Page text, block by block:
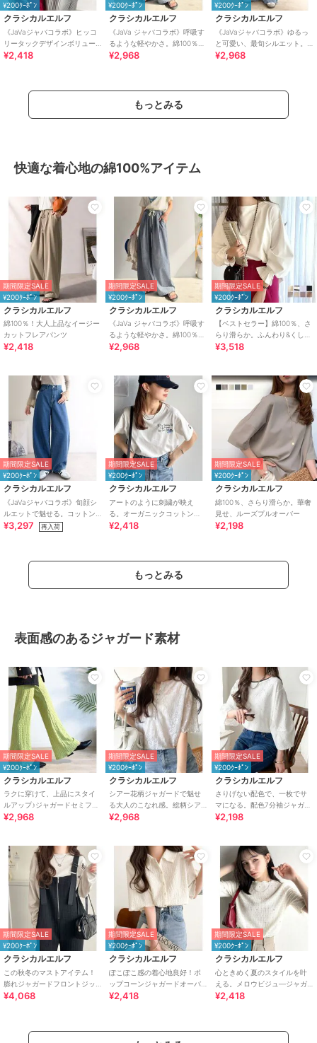
¥200ｸｰﾎﾟﾝ
クラシカルエルフ
《JaVaジャバコラボ》ヒッコ
リータックデザインボリュー
ムパンツ(ストライプ＆無地)
¥2,418
¥200ｸｰﾎﾟﾝ
クラシカルエルフ
《JaVa ジャバコラボ》呼吸す
るような軽やかさ。綿100％シ
ワ加工デニム2タックイージー
¥2,968
¥200ｸｰﾎﾟﾝ
クラシカルエルフ
《JaVaジャバコラボ》ゆるっ
と可愛い、最旬シルエット。
バレルレッグワイドカーブデ
¥2,968
もっとみる
快適な着心地の綿100%アイテム
期間限定SALE
¥200ｸｰﾎﾟﾝ
クラシカルエルフ
綿100％！大人上品なイージー
カットフレアパンツ
¥2,418
期間限定SALE
¥200ｸｰﾎﾟﾝ
クラシカルエルフ
《JaVa ジャバコラボ》呼吸す
るような軽やかさ。綿100％シ
ワ加工デニム2タックイージー
¥2,968
期間限定SALE
¥200ｸｰﾎﾟﾝ
クラシカルエルフ
【ベストセラー】綿100％、さ
らり滑らか。ふんわり&くしゅ
が可愛い大人トップス
¥3,518
期間限定SALE
¥200ｸｰﾎﾟﾝ
クラシカルエルフ
《JaVaジャバコラボ》旬顔シ
ルエットで魅せる。コットン
100％カーブシルエットデニム
¥3,297 再入荷
期間限定SALE
¥200ｸｰﾎﾟﾝ
クラシカルエルフ
アートのように刺繍が映え
る。オーガニックコットン
100%らくがき風刺繍 無地＆ボ
¥2,418
期間限定SALE
¥200ｸｰﾎﾟﾝ
クラシカルエルフ
綿100％、さらり滑らか。華奢
見せ、ルーズプルオーバー
¥2,198
もっとみる
表面感のあるジャガード素材
期間限定SALE
¥200ｸｰﾎﾟﾝ
クラシカルエルフ
ラクに穿けて、上品にスタイ
ルアップ♪ジャガードセミフレ
アパンツ
¥2,968
期間限定SALE
¥200ｸｰﾎﾟﾝ
クラシカルエルフ
シアー花柄ジャガードで魅せ
る大人のこなれ感。総柄シア
ーヘンリートップス（半袖）
¥2,968
期間限定SALE
¥200ｸｰﾎﾟﾝ
クラシカルエルフ
さりげない配色で、一枚でサ
マになる。配色7分袖ジャガー
ドトップス
¥2,198
期間限定SALE
¥200ｸｰﾎﾟﾝ
クラシカルエルフ
この秋冬のマストアイテム！
膨れジャガードフロントジッ
プサロペットパンツ
¥4,068
期間限定SALE
¥200ｸｰﾎﾟﾝ
クラシカルエルフ
ぽこぽこ感の着心地良好！ポ
ップコーンジャガードオーバ
ーサイズメロウシャツ（半
¥2,418
期間限定SALE
¥200ｸｰﾎﾟﾝ
クラシカルエルフ
心ときめく夏のスタイルを叶
える。メロウビジュ―ジャガ
ードトップス（半袖）
¥2,418